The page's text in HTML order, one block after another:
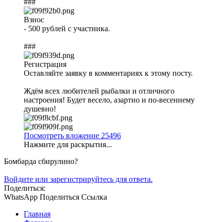
###
Взнос
- 500 рублей с участника.
###
Регистрация
Оставляйте заявку в комментариях к этому посту.
Ждём всех любителей рыбалки и отличного
настроения! Будет весело, азартно и по-весеннему
душевно!
Посмотреть вложение 25496
Нажмите для раскрытия...
Бомбарда сбирулино?
Войдите или зарегистрируйтесь для ответа.
Поделиться:
WhatsApp Поделиться Ссылка
Главная